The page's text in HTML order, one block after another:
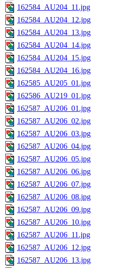
162584_AU204_11.jpg
162584_AU204_12.jpg
162584_AU204_13.jpg
162584_AU204_14.jpg
162584_AU204_15.jpg
162584_AU204_16.jpg
162585_AU205_01.jpg
162586_AU219_01.jpg
162587_AU206_01.jpg
162587_AU206_02.jpg
162587_AU206_03.jpg
162587_AU206_04.jpg
162587_AU206_05.jpg
162587_AU206_06.jpg
162587_AU206_07.jpg
162587_AU206_08.jpg
162587_AU206_09.jpg
162587_AU206_10.jpg
162587_AU206_11.jpg
162587_AU206_12.jpg
162587_AU206_13.jpg